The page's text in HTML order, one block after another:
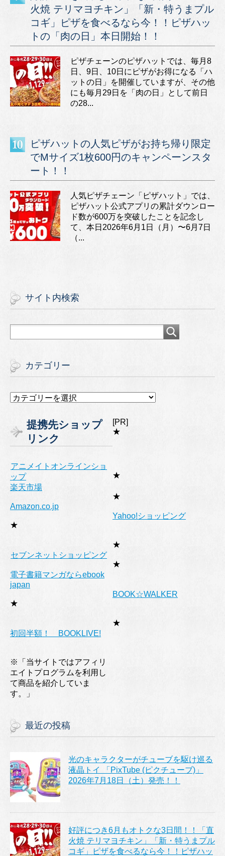
火焼 テリマヨチキン」「新・特うまプル
コギ」ピザを食べるなら今！！ピザハッ
トの「肉の日」本日開始！！
ピザチェーンのピザハットでは、毎月8
日、9日、10日にピザがお得になる「ハ
ットの日」を開催していますが、その他
にも毎月29日を「肉の日」として前日
の28...
ピザハットの人気ピザがお持ち帰り限定
でMサイズ1枚600円のキャンペーンスタ
ート！！
人気ピザチェーン「ピザハット」では、
ピザハット公式アプリの累計ダウンロー
ド数が600万を突破したことを記念し
て、本日2026年6月1日（月）〜6月7日
（...
サイト内検索
カテゴリー
カ
リ
ー
提携先ショップ
リンク
[PR]
★
アニメイトオンラインショ
ップ
★
楽天市場
★
Amazon.co.jp
★
Yahoo!ショッピング
★
セブンネットショッピング
★
電子書籍マンガならebook
japan
★
BOOK☆WALKER
★
初回半額！ BOOKLIVE!
※「当サイトではアフィリ
エイトプログラムを利用し
て商品を紹介していま
す。」
最近の投稿
光のキャラクターがチューブを駆け巡る
液晶トイ 「PixTube (ピクチューブ)」
2026年7月18日（土）発売！！
好評につき6月もオトクな3日間！！「直
火焼 テリマヨチキン」「新・特うまプル
コギ」ピザを食べるなら今！！ピザハッ